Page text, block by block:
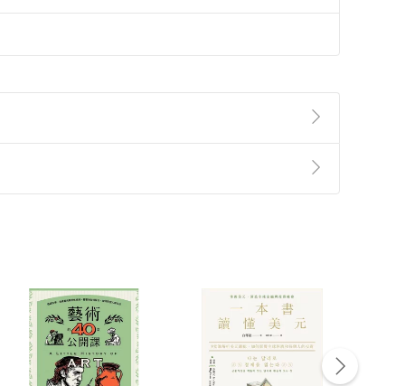
第2條第5款之規定，「非以有形媒介提供之數位
點選「瀏覽訂單明細」 「申請取消訂單/ 退
貨。
付款方式
Payment
完成訂單
Complete